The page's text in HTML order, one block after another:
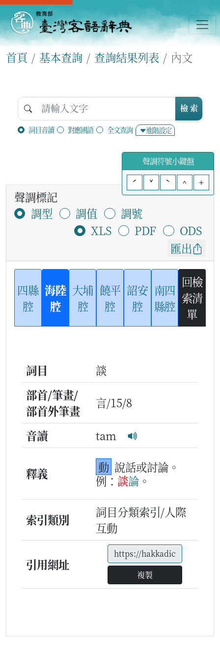
首頁 基本查詢 查詢結果列表 內文
詞目音讀 對應國語 全文查詢 進階設定
檢 索
聲調符號小鍵盤
ˊ
ˇ ˋ ^ +
聲調標記
調型
調值
調號
XLS
PDF
ODS
匯出
四縣
腔
海陸
腔
大埔
腔
饒平
腔
詔安
腔
南四
縣腔
回檢
索清
單
詞目
談
部首/筆畫/
部首外筆畫
言/15/8
音讀 tam
釋義 動 說話或討論。
例： 談論 。
索引類別
詞目分類索引/人際
互動
引用網址
複製